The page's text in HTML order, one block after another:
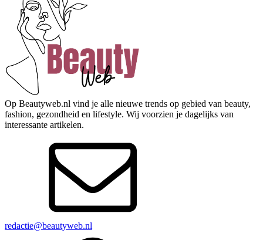
Op Beautyweb.nl vind je alle nieuwe trends op gebied van beauty,
fashion, gezondheid en lifestyle. Wij voorzien je dagelijks van
interessante artikelen.
redactie@beautyweb.nl